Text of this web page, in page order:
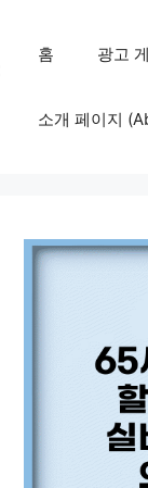
홈 광고
소개 페이지